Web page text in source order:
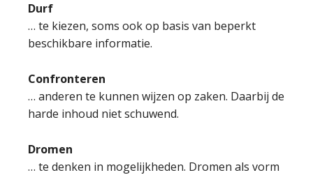
Durf
… te kiezen, soms ook op basis van beperkt
beschikbare informatie.
Confronteren
… anderen te kunnen wijzen op zaken. Daarbij de
harde inhoud niet schuwend.
Dromen
… te denken in mogelijkheden. Dromen als vorm